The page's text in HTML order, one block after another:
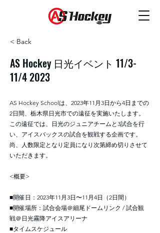
< Back
AS Hockey 日光イベント 11/3-
11/4 2023
AS Hockey Schoolは、2023年11月3日から4日までの
2日間、栃木県日光市での遠征を実施いたします。
この遠征では、日光のジュニアチームと3試合を行
い、アイスバックスの試合を観戦する企画です。
尚、人数限定となり定員になり次第締め切りさせて
いただきます。
<概要>
■開催日：2023年11月3日〜11月4日（2日間）
■開催場所：試合会場＠細尾ドームリンク / 試合観
戦＠日光霧降アイスアリーナ
■タイムスケジュール